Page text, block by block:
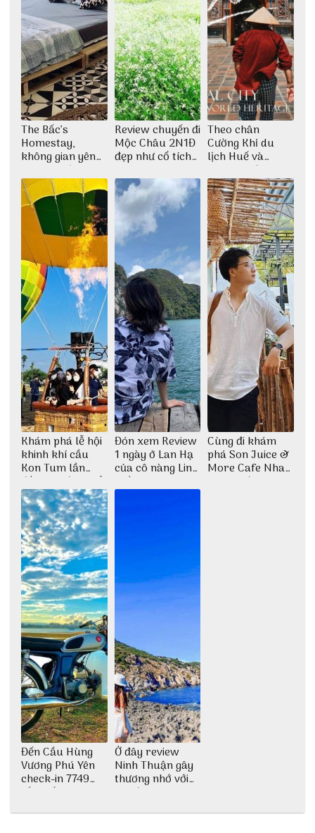
The Bấc’s
Homestay,
không gian yên
bình tại Hòn Sơn
Review chuyến đi
Mộc Châu 2N1Đ
đẹp như cổ tích
Thu Hà
Theo chân
Cường Khỉ du
lịch Huế và
check-in đúng
những góc chụp
đẹp
Khám phá lễ hội
khinh khí cầu
Kon Tum lần
đầu tiên được tổ
chức
Đón xem Review
1 ngày ở Lan Hạ
của cô nàng Linh
Trần
Cùng đi khám
phá Son Juice &
More Cafe Nha
Trang với anh
Đến Cầu Hùng
Vương Phú Yên
check-in 7749
tấm sống ảo
Ở đây review
Ninh Thuận gây
thương nhớ với
nét đẹp thiên